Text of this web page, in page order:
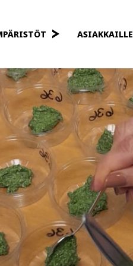
ASIAKKAILLE